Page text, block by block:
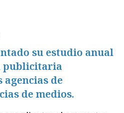
su estudio anual
publicitaria
de
de medios.